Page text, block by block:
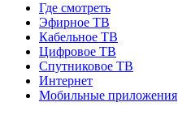
Где смотреть
Эфирное ТВ
Кабельное ТВ
Цифровое ТВ
Спутниковое ТВ
Интернет
Мобильные приложения